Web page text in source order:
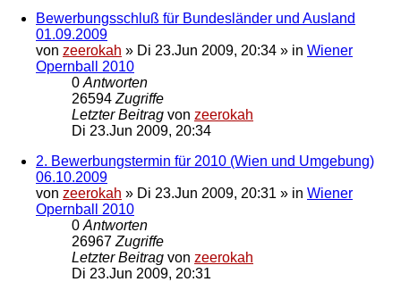
Bewerbungsschluß für Bundesländer und Ausland
01.09.2009
von zeerokah » Di 23.Jun 2009, 20:34 » in Wiener
Opernball 2010
0 Antworten
26594 Zugriffe
Letzter Beitrag von zeerokah
Di 23.Jun 2009, 20:34
2. Bewerbungstermin für 2010 (Wien und Umgebung)
06.10.2009
von zeerokah » Di 23.Jun 2009, 20:31 » in Wiener
Opernball 2010
0 Antworten
26967 Zugriffe
Letzter Beitrag von zeerokah
Di 23.Jun 2009, 20:31